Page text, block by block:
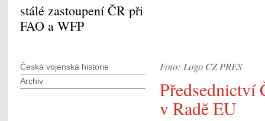
Foto: Logo CZ PRES
Předsednictví
v Radě EU
stálé zastoupení ČR při
FAO a WFP
Česká vojenská historie
Archiv